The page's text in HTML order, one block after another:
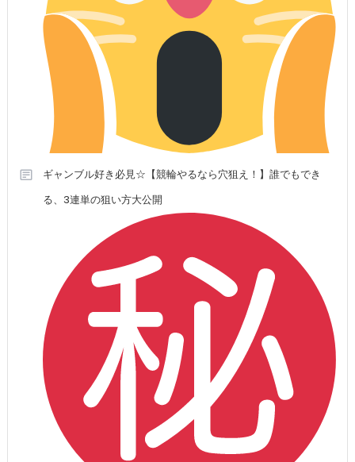
ギャンブル好き必見☆【競輪やるなら穴狙え！】誰でもでき
る、3連単の狙い方大公開